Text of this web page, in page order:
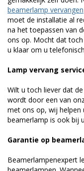
beamerlamp vervangen
moet de installatie al
na het toepassen van
ons op. Mocht dat
u klaar om u
Lamp vervang
Wilt u toch liever dat
wordt door een van
met ons op, wij helpen
beamerlamp is ook bij
Garantie op
Beamerlampenexpert